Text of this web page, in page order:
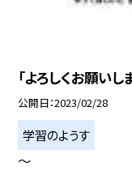
「よろしくお願い
公開日 2023/02/28
学習のようす
〜